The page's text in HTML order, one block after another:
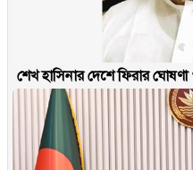
শেখ হাসিনার দেশে ফিরার ঘোষণা